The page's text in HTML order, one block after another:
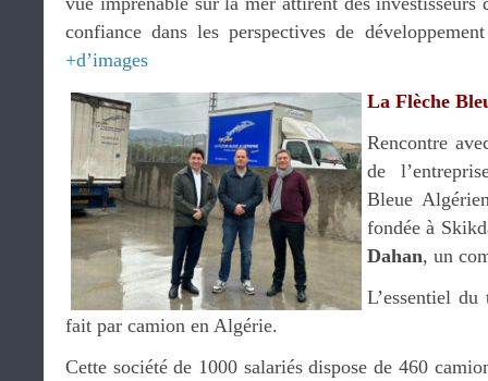
confiance dans les perspectives de
+d’images
La Flèche
Rencontre
de
Bleue
fondée à
Dahan, un
L’essentiel du
fait par camion en Algérie.
Cette société de 1000 salariés dispose de 460